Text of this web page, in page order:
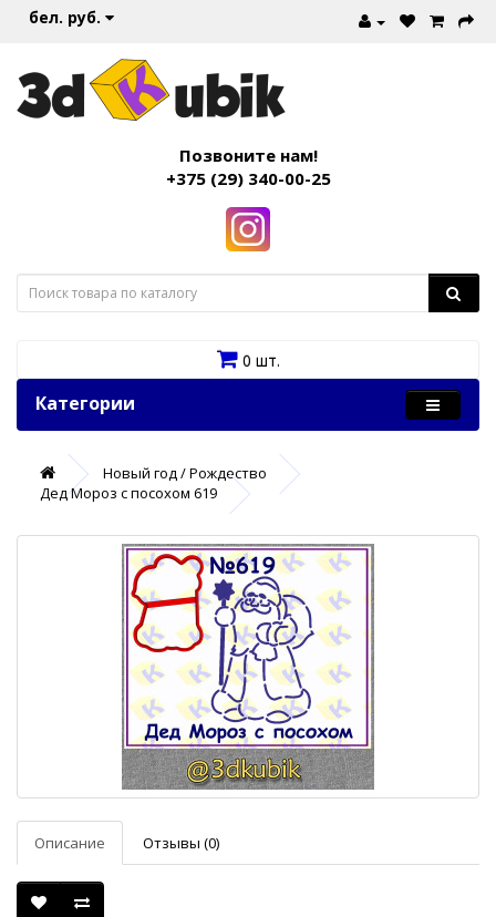
бел. руб.
Позвоните нам!
+375 (29) 340-00-25
0 шт.
Категории
Новый год / Рождество
Дед Мороз с посохом 619
Описание Отзывы (0)